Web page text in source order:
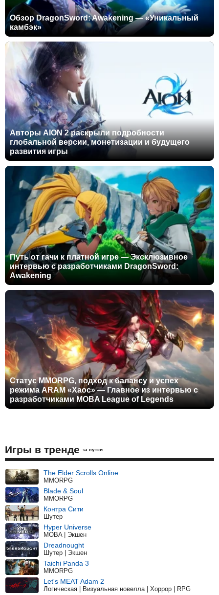
Обзор DragonSword: Awakening — «Уникальный
камбэк»
Авторы AION 2 раскрыли подробности
глобальной версии, монетизации и будущего
развития игры
Путь от гачи к платной игре — Эксклюзивное
интервью с разработчиками DragonSword:
Awakening
Статус MMORPG, подход к балансу и успех
режима ARAM «Хаос» — Главное из интервью с
разработчиками MOBA League of Legends
Игры в тренде за сутки
The Elder Scrolls Online
MMORPG
Blade & Soul
MMORPG
Контра Сити
Шутер
Hyper Universe
MOBA | Экшен
Dreadnought
Шутер | Экшен
Taichi Panda 3
MMORPG
Let's MEAT Adam 2
Логическая | Визуальная новелла | Хоррор | RPG